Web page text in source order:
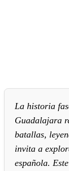
La historia
Guadalajara
batallas,
invita a
española.